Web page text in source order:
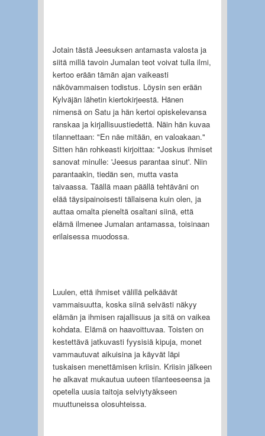
Jotain tästä Jeesuksen antamasta valosta ja
siitä millä tavoin Jumalan teot voivat tulla ilmi,
kertoo erään tämän ajan vaikeasti
näkövammaisen todistus. Löysin sen erään
Kylväjän lähetin kiertokirjeestä. Hänen
nimensä on Satu ja hän kertoi opiskelevansa
ranskaa ja kirjallisuustiedettä. Näin hän kuvaa
tilannettaan: "En näe mitään, en valoakaan."
Sitten hän rohkeasti kirjoittaa: "Joskus ihmiset
sanovat minulle: 'Jeesus parantaa sinut'. Niin
parantaakin, tiedän sen, mutta vasta
taivaassa. Täällä maan päällä tehtäväni on
elää täysipainoisesti tällaisena kuin olen, ja
auttaa omalta pieneltä osaltani siinä, että
elämä ilmenee Jumalan antamassa, toisinaan
erilaisessa muodossa.
Luulen, että ihmiset välillä pelkäävät
vammaisuutta, koska siinä selvästi näkyy
elämän ja ihmisen rajallisuus ja sitä on vaikea
kohdata. Elämä on haavoittuvaa. Toisten on
kestettävä jatkuvasti fyysisiä kipuja, monet
vammautuvat aikuisina ja käyvät läpi
tuskaisen menettämisen kriisin. Kriisin jälkeen
he alkavat mukautua uuteen tilanteeseensa ja
opetella uusia taitoja selviytyäkseen
muuttuneissa olosuhteissa.